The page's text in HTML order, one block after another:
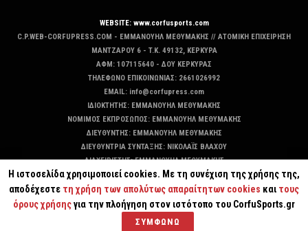
WEBSITE: www.corfusports.com
C.P.WEB-CORFUPRESS.COM - ΕΜΜΑΝΟΥΗΛ ΜΕΘΥΜΑΚΗΣ // ΑΤΟΜΙΚΗ ΕΠΙΧΕΙΡΗΣΗ
MANTZAΡΟΥ 6 - T.K. 49132, ΚΕΡΚΥΡΑ
ΑΦΜ: 107115640 - ΔΟΥ ΚΕΡΚΥΡΑΣ
ΤΗΛΕΦΩΝΟ ΕΠΙΚΟΙΝΩΝΙΑΣ: 2661026992
EMAIL: info@corfupress.com
ΙΔΙΟΚΤΗΤΗΣ: EMMANOYΗΛ ΜΕΘΥΜΑΚΗΣ
ΝΟΜΙΜΟΣ ΕΚΠΡΟΣΩΠΟΣ: EMMANOYΗΛ ΜΕΘΥΜΑΚΗΣ
ΔΙΕΥΘΥΝΤΗΣ: EMMANOYΗΛ ΜΕΘΥΜΑΚΗΣ
ΔΙΕΥΘΥΝΤΡΙΑ ΣΥΝΤΑΞΗΣ: ΝΙΚΟΛΑΪΣ ΒΛΑΧΟΥ
ΔΙΑΧΕΙΡΙΣΤΗΣ: EMMANOYΗΛ ΜΕΘΥΜΑΚΗΣ
ΔΙΚΑΙΟΥΧΟΣ DOMAIN: ΕΜΜΑΝΟΥΗΛ ΜΕΘΥΜΑΚΗΣ
Η ιστοσελίδα χρησιμοποιεί cookies. Με τη συνέχιση της χρήσης της,
αποδέχεστε τη χρήση των απολύτως απαραίτητων cookies και τους
όρους χρήσηςγια την πλοήγηση στον ιστότοπο του CorfuSports.gr
ΣΥΜΦΩΝΩ